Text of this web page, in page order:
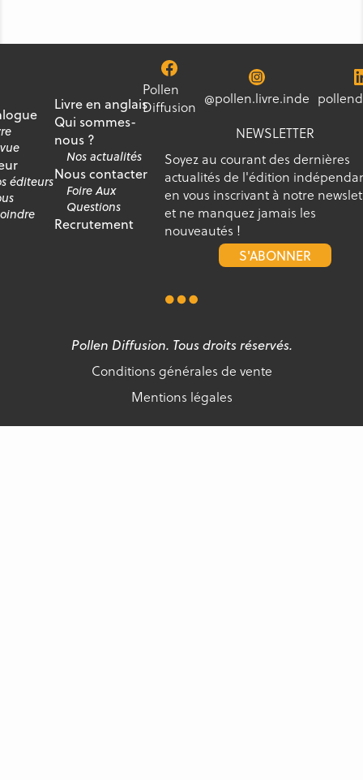
éditeurs
Livre en anglais
Qui sommes-
nous ?
Nos actualités
Nous contacter
Foire Aux
Questions
Recrutement
Pollen
Diffusion @pollen.livre.inde
NEWSLETTER
Soyez au courant des dernières
actualités de l'édition
en vous inscrivant à notre
et ne manquez jamais les
nouveautés !
S'ABONNER
Pollen Diffusion. Tous droits réservés.
Conditions générales de vente
Mentions légales